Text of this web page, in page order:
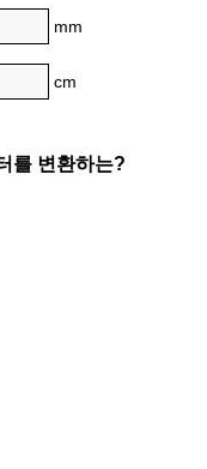
mm
cm
를 변환하는?